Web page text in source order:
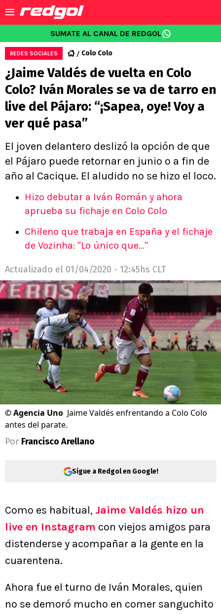
SUMATE AL CANAL DE REDGOL
REDES SOCIALES Colo Colo
¿Jaime Valdés de vuelta en Colo
Colo? Iván Morales se va de tarro en
live del Pájaro: “¡Sapea, oye! Voy a
ver qué pasa”
El joven delantero deslizó la opción de que
el Pájaro puede retornar en junio o a fin de
año al Cacique. El aludido no se hizo el loco.
Hizo debutar a Iván Román y ahora
aprueba su fichaje en Colo Colo
Chileno que trabaja en España y el fichaje
de Vozinha: "Lo único que..."
Actualizado el 01/04/2020 - 12:45hs CLT
©Agencia Uno Jaime Valdés enfrentando a Colo Colo
antes del parate.
Por Francisco Arellano
Sigue a Redgol en Google!
Como es habitual, Jaime Valdés hizo un
live en Instagram con viejos amigos para
distenderse y acompañar a la gente en la
cuarentena.
Ahora fue el turno de Iván Morales, quien
no se demoró mucho en comer sanguchito